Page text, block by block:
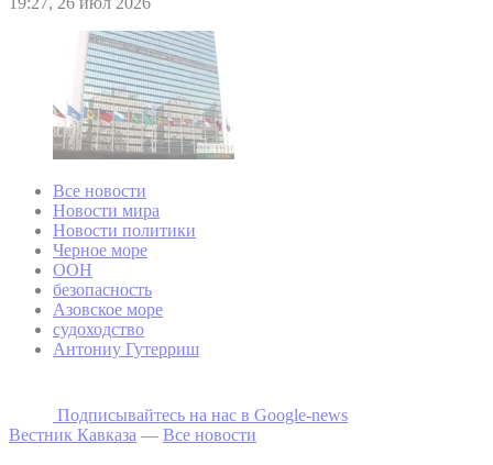
Все новости
Новости мира
Новости политики
Черное море
ООН
безопасность
Азовское море
судоходство
Антониу Гутерриш
Подписывайтесь на наc в Google-news
Вестник Кавказа — Все новости